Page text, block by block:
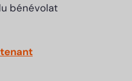
bénévolat